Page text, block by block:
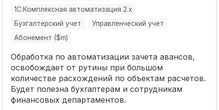
1С:Комплексная автоматизация 2.х
Бухгалтерский учет
Управленческий учет
Абонемент ($m)
Обработка по автоматизации зачета авансов,
освобождает от рутины при большом
количестве расхождений по объектам расчетов.
Будет полезна бухгалтерам и сотрудникам
финансовых департаментов.